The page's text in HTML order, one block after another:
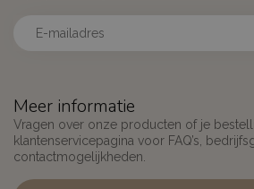
Meer informatie
Vragen over onze producten of je
klantenservicepagina voor FAQ’s,
contactmogelijkheden.